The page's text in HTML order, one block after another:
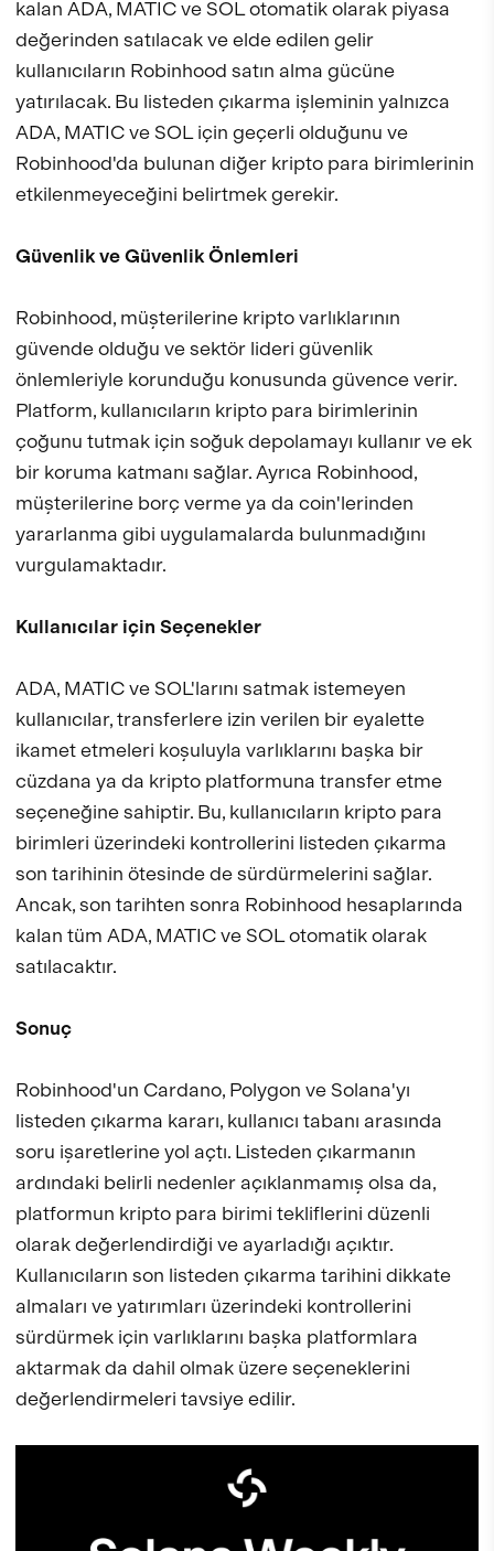
kalan ADA, MATIC ve SOL otomatik olarak piyasa
değerinden satılacak ve elde edilen gelir
kullanıcıların Robinhood satın alma gücüne
yatırılacak. Bu listeden çıkarma işleminin yalnızca
ADA, MATIC ve SOL için geçerli olduğunu ve
Robinhood'da bulunan diğer kripto para birimlerinin
etkilenmeyeceğini belirtmek gerekir.
Güvenlik ve Güvenlik Önlemleri
Robinhood, müşterilerine kripto varlıklarının
güvende olduğu ve sektör lideri güvenlik
önlemleriyle korunduğu konusunda güvence verir.
Platform, kullanıcıların kripto para birimlerinin
çoğunu tutmak için soğuk depolamayı kullanır ve ek
bir koruma katmanı sağlar. Ayrıca Robinhood,
müşterilerine borç verme ya da coin'lerinden
yararlanma gibi uygulamalarda bulunmadığını
vurgulamaktadır.
Kullanıcılar için Seçenekler
ADA, MATIC ve SOL'larını satmak istemeyen
kullanıcılar, transferlere izin verilen bir eyalette
ikamet etmeleri koşuluyla varlıklarını başka bir
cüzdana ya da kripto platformuna transfer etme
seçeneğine sahiptir. Bu, kullanıcıların kripto para
birimleri üzerindeki kontrollerini listeden çıkarma
son tarihinin ötesinde de sürdürmelerini sağlar.
Ancak, son tarihten sonra Robinhood hesaplarında
kalan tüm ADA, MATIC ve SOL otomatik olarak
satılacaktır.
Sonuç
Robinhood'un Cardano, Polygon ve Solana'yı
listeden çıkarma kararı, kullanıcı tabanı arasında
soru işaretlerine yol açtı. Listeden çıkarmanın
ardındaki belirli nedenler açıklanmamış olsa da,
platformun kripto para birimi tekliflerini düzenli
olarak değerlendirdiği ve ayarladığı açıktır.
Kullanıcıların son listeden çıkarma tarihini dikkate
almaları ve yatırımları üzerindeki kontrollerini
sürdürmek için varlıklarını başka platformlara
aktarmak da dahil olmak üzere seçeneklerini
değerlendirmeleri tavsiye edilir.